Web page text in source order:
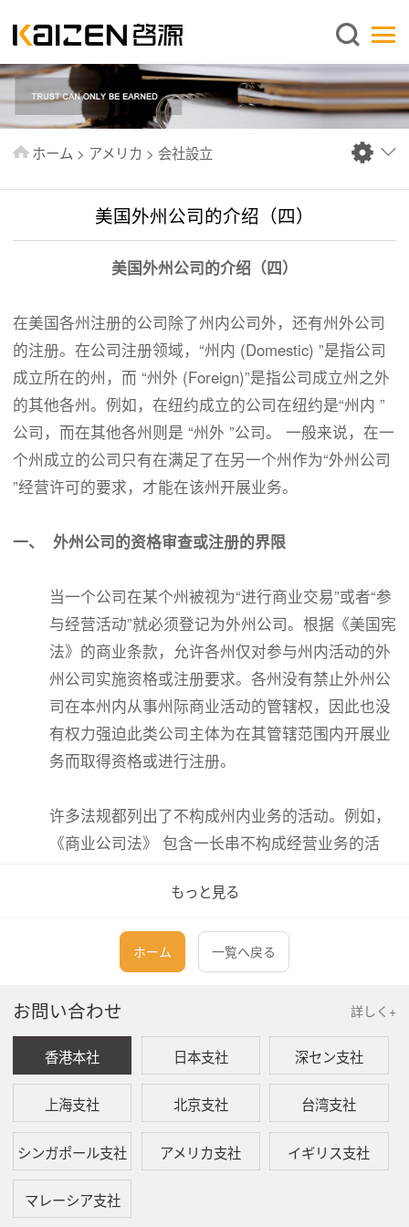
日本語
企業情報
事業内容
ニュース
出版物
よくあるご質問
お問い合わせ
ホーム > アメリカ > 会社設立
美国外州公司的介绍（四）
美国外州公司的介绍（四）
在美国各州注册的公司除了州内公司外，还有州外公司
的注册。在公司注册领域，“州内 (Domestic) ”是指公司
成立所在的州，而 “州外 (Foreign)”是指公司成立州之外
的其他各州。例如，在纽约成立的公司在纽约是“州内 ”
公司，而在其他各州则是 “州外 ”公司。 一般来说，在一
个州成立的公司只有在满足了在另一个州作为“外州公司
”经营许可的要求，才能在该州开展业务。
一、 外州公司的资格审查或注册的界限
当一个公司在某个州被视为“进行商业交易”或者“参
与经营活动”就必须登记为外州公司。根据《美国宪
法》的商业条款，允许各州仅对参与州内活动的外
州公司实施资格或注册要求。各州没有禁止外州公
司在本州内从事州际商业活动的管辖权，因此也没
有权力强迫此类公司主体为在其管辖范围内开展业
务而取得资格或进行注册。
许多法规都列出了不构成州内业务的活动。例如，
《商业公司法》 包含一长串不构成经营业务的活
有财产以及通过州内独立承包商进行销售。
二、 外州公司注册的要求
如果商业活动水平触发了外州公司的规定，公司必
须遵守相应的要求。根据传统的 “资格” 法规，公司
必须向希望开展业务的州务卿申请 “授权证书”或“经
营许可”。要获得该证书，公司必须提供与公司章程
中描述一致的信息，并且必须证明公司在注册地所
在州的良好信誉。这包括遵守纳税义务和提交年度
报告的证据，授权证书由公司注册地所在州的州务
卿签发等。
もっと見る
ホーム 一覧へ戻る
詳しく+
お問い合わせ
香港本社 日本支社 深セン支社
上海支社 北京支社 台湾支社
シンガポール支社 アメリカ支社 イギリス支社
マレーシア支社